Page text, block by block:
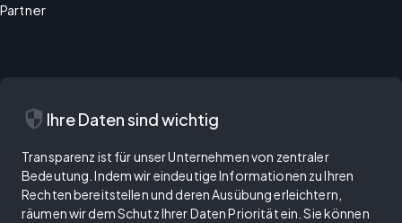
Partner
security Ihre Daten sind wichtig
Transparenz ist für unser Unternehmen von zentraler
Bedeutung. Indem wir eindeutige Informationen zu Ihren
Rechten bereitstellen und deren Ausübung erleichtern,
räumen wir dem Schutz Ihrer Daten Priorität ein. Sie können